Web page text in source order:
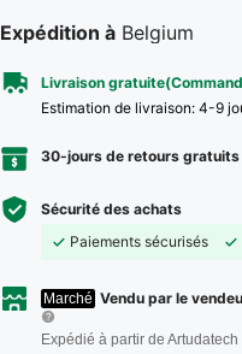
Expédition à Belgium
Livraison
Estimation de livraison: 4-9
30-jours de retours gratuits
Sécurité des achats
Paiements sécurisés
Marché Vendu par le
Expédié à partir de Artudatech